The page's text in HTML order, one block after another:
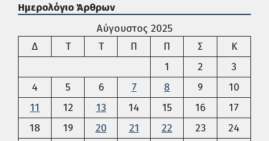
Ημερολόγιο Άρθρων
Αύγουστος 2025
ΔΔευτέρα
ΤΤρίτη ΤΤετάρτη
Π Πέμπτη
Π Παρασκευή
Σ Σάββατο
Κ
1
2
3
4
5 6 7 8 9
10
11
12 13 14 15 16
17
18
19 20 21 22 23
24